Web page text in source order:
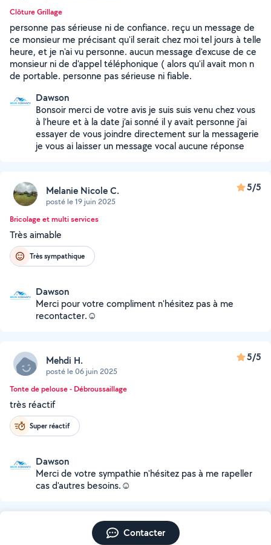
Clôture Grillage
personne pas sérieuse ni de confiance. reçu un message de
ce monsieur me précisant qu'il serait chez moi tel jours à telle
heure, et je n'ai vu personne. aucun message d'excuse de ce
monsieur ni de d'appel téléphonique ( alors qu'il avait mon n
de portable. personne pas sérieuse ni fiable.
Dawson
Bonsoir merci de votre avis je suis suis venu chez vous
à l’heure et à la date j’ai sonné il y avait personne j’ai
essayer de vous joindre directement sur la messagerie
je vous ai laisser un message vocal aucune réponse
Melanie Nicole C.
posté le 19 juin 2025
5/5
Bricolage et multi services
Très aimable
Très sympathique
Dawson
Merci pour votre compliment n'hésitez pas à me
recontacter.☺️
Mehdi H.
posté le 06 juin 2025
5/5
Tonte de pelouse - Débroussaillage
très réactif
Super réactif
Dawson
Merci de votre sympathie n'hésitez pas à me rapeller
cas d'autres besoins.☺️
Contacter